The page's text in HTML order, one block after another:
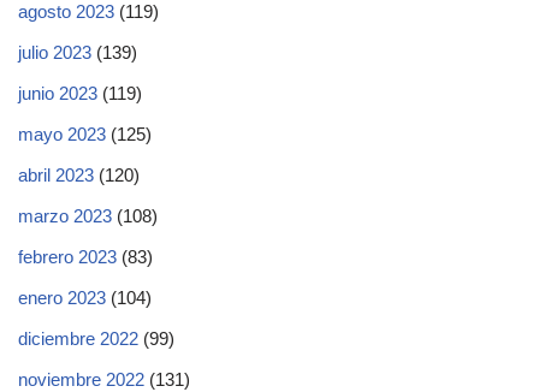
agosto 2023 (119)
julio 2023 (139)
junio 2023 (119)
mayo 2023 (125)
abril 2023 (120)
marzo 2023 (108)
febrero 2023 (83)
enero 2023 (104)
diciembre 2022 (99)
noviembre 2022 (131)